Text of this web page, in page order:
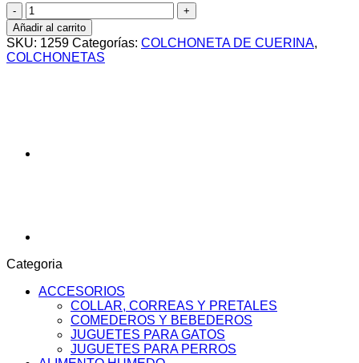
COLCHONETA
LONA
TIPO
ZONDA
75CM
Añadir al carrito
SKU: 1259 Categorías: COLCHONETA DE CUERINA,
COLCHONETAS
Categoria
ACCESORIOS
COLLAR, CORREAS Y PRETALES
COMEDEROS Y BEBEDEROS
JUGUETES PARA GATOS
JUGUETES PARA PERROS